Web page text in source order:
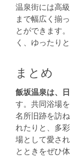
温泉街には高
まで幅広く揃
とができます
く、ゆったり
まとめ
飯坂温泉は、
す。共同浴場
名所旧跡を訪
れたりと、多
場として愛さ
とときをぜひ